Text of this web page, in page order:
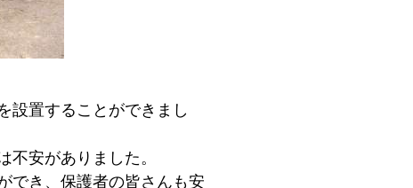
設置することができまし
安がありました。
でき、保護者の皆さんも安